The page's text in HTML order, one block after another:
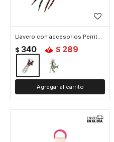
Llavero con accesorios Perrito Salchicha - Marron
$ 340 $ 289